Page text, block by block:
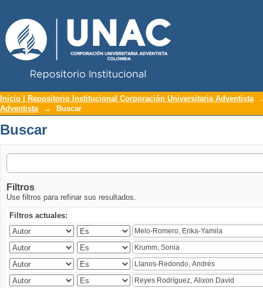
Buscar
Inicio | Repositorio Institucional Corporación Universitaria Adventista
Adventista
→ Buscar
Buscar
Filtros
Use filtros para refinar sus resultados.
Filtros actuales: